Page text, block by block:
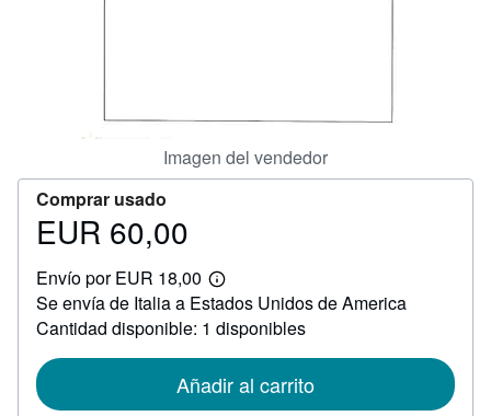
Imagen del vendedor
Comprar usado
Precio
60,00
EUR 60,00
Envío por EUR 18,00
Más
información
sobre
las
envío
Se envía de Italia a Estados Unidos de America
Cantidad disponible: 1 disponibles
Añadir al carrito